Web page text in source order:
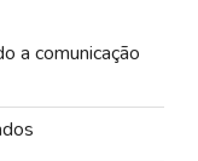
a comunicação